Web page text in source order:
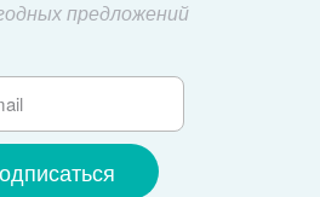
предложений